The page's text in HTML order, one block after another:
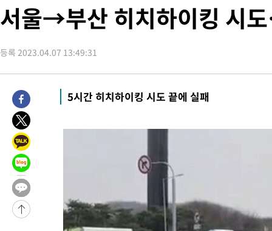
-27912초 전 >[속보]코스피, 6300선 재탈환…1.09% 오른 6365.07 개장
태
-24375초 전 >입추에도 극한더위…서울 낮 39도 '폭염중대경보'
-19339초 전 >이란, 호르무즈서 "적국 목표물들"과 대치로 남부 케슘섬에서
-18054초 전 >
[속보]美, 폴리실리콘 수입 규제…파생제품 15% 관세, 120일
발효
-16205초 전 >
[속보]트럼프, 美 원정출산 금지 행정명령 서명
-13905초 전 >
-31569초 전 >
-30819초 전 >
[속보]'300억원대 사기 혐의' 차가원 대표 구속 송치
-30013초 전 >
"미 전국적 살모네라 식중독 원인은 멕시코산 할라피뇨"--
-28526초 전 >
-28407초 전 >
[속보]합수본, '투표율 허위 입력' 중앙·서울·경기도 선관위
압수수색
[속보]원·달러 환율, 오전 9시 1423.8원
서울→부산 히치하이킹 시
등록 2023.04.07 13:49:31
5시간 히치하이킹 시도 끝에 실패